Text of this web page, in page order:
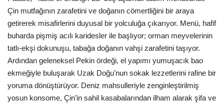
Çin mutfağının zarafetini ve doğanın cömertliğini bir araya
getirerek misafirlerini duyusal bir yolculuğa çıkarıyor. Menü, hafif
buharda pişmiş acılı karidesler ile başlıyor; orman meyvelerinin
tatlı-ekşi dokunuşu, tabağa doğanın vahşi zarafetini taşıyor.
Ardından geleneksel Pekin ördeği, el yapımı yumuşacık bao
ekmeğiyle buluşarak Uzak Doğu’nun sokak lezzetlerini rafine bir
yoruma dönüştürüyor. Deniz mahsulleriyle zenginleştirilmiş
yosun konsome, Çin’in sahil kasabalarından ilham alarak şifa ve